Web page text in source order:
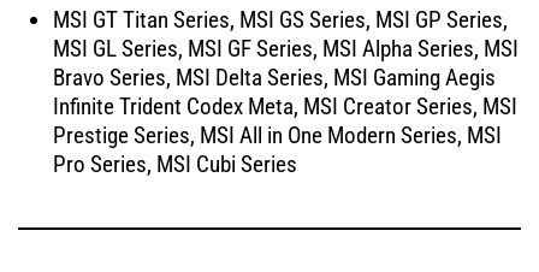
MSI GT Titan Series, MSI GS Series, MSI GP Series,
MSI GL Series, MSI GF Series, MSI Alpha Series, MSI
Bravo Series, MSI Delta Series, MSI Gaming Aegis
Infinite Trident Codex Meta, MSI Creator Series, MSI
Prestige Series, MSI All in One Modern Series, MSI
Pro Series, MSI Cubi Series